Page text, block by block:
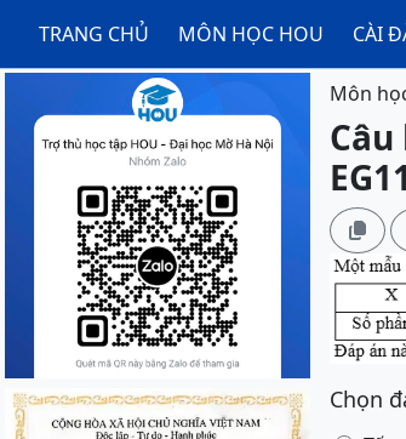
TRANG CHỦ MÔN HỌC HOU CÀI
Môn
EG11

Chọn